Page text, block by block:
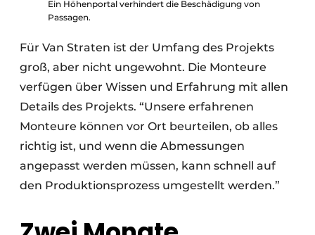
Ein Höhenportal verhindert die Beschädigung von
Passagen.
Für Van Straten ist der Umfang des Projekts
groß, aber nicht ungewohnt. Die Monteure
verfügen über Wissen und Erfahrung mit allen
Details des Projekts. “Unsere erfahrenen
Monteure können vor Ort beurteilen, ob alles
richtig ist, und wenn die Abmessungen
angepasst werden müssen, kann schnell auf
den Produktionsprozess umgestellt werden.”